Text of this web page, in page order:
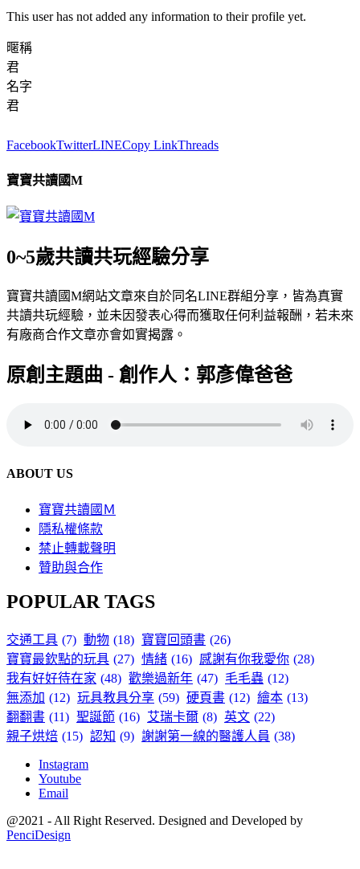
This user has not added any information to their profile yet.
暱稱
君
名字
君
FacebookTwitterLINECopy LinkThreads
寶寶共讀國M
0~5歲共讀共玩經驗分享
寶寶共讀國M網站文章來自於同名LINE群組分享，皆為真實
共讀共玩經驗，並未因發表心得而獲取任何利益報酬，若未來
有廠商合作文章亦會如實揭露。
原創主題曲 - 創作人：郭彥偉爸爸
ABOUT US
寶寶共讀國Ｍ
隱私權條款
禁止轉載聲明
贊助與合作
POPULAR TAGS
交通工具 (7) 動物 (18) 寶寶回頭書 (26)
寶寶最欽點的玩具 (27) 情緒 (16) 感謝有你我愛你 (28)
我有好好待在家 (48) 歡樂過新年 (47) 毛毛蟲 (12)
無添加 (12) 玩具教具分享 (59) 硬頁書 (12) 繪本 (13)
翻翻書 (11) 聖誕節 (16) 艾瑞卡爾 (8) 英文 (22)
親子烘焙 (15) 認知 (9) 謝謝第一線的醫護人員 (38)
Instagram
Youtube
Email
@2021 - All Right Reserved. Designed and Developed by
PenciDesign